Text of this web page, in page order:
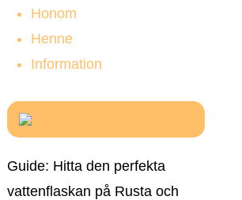
Honom
Henne
Information
Guide: Hitta den perfekta
vattenflaskan på Rusta och